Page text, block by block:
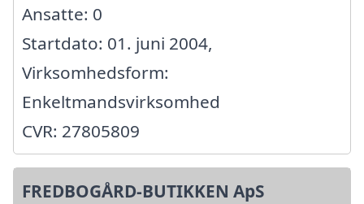
Ansatte: 0
Startdato: 01. juni 2004,
Virksomhedsform:
Enkeltmandsvirksomhed
CVR: 27805809
FREDBOGÅRD-BUTIKKEN ApS